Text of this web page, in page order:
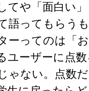
てや「面白い
語ってもらう
ーってのは「
ユーザーに点
ゃない。点数